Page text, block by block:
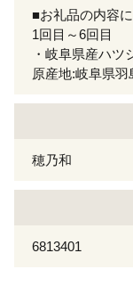
■お礼品の内容
1回目～6回目
・岐阜県産ハツ
原産地:岐阜県羽
穂乃和
6813401